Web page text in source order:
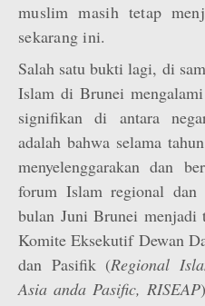
muslim masih tetap
sekarang ini.
Salah satu bukti lagi, di
Islam di Brunei
signifikan di antara
adalah bahwa selama
menyelenggarakan dan
forum Islam regional dan
bulan Juni Brunei menjadi
Komite Eksekutif Dewan
dan Pasifik (Regional
Asia anda Pasific, RISEAP